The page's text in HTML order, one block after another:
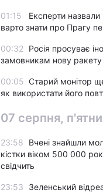
01:15
Експерти назвали
варто знати про Прагу
00:32
Росія просуває
замовникам нову
00:05 Старий монітор
як використати його
07 серпня,
23:58
Вчені знайшли
кістки віком 500 000
свідчить
23:53
Зеленський